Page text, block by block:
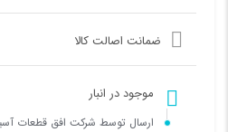
ضمانت اصالت کالا
موجود در انبار
ارسال توسط شرکت افق قطعات